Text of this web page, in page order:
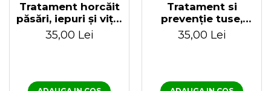
Tratament horcăit
păsări, iepuri și viței
100ml Solvit Respiro
35,00 Lei
Tratament si
prevenție tuse,
horcăit la păsări
Herba Top Pneumo
35,00 Lei